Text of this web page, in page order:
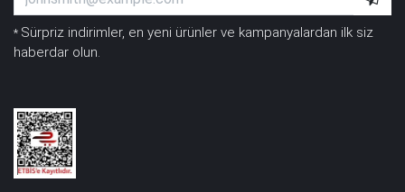
* Sürpriz indirimler, en yeni ürünler ve kampanyalardan ilk siz
haberdar olun.